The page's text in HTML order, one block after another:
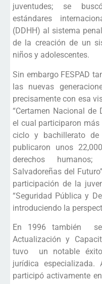
juventudes; se
estándares
(DDHH) al sistema
de la creación de un
niños y adolescentes.
Sin embargo FESPAD
las nuevas
precisamente con esa
“Certamen Nacional de
el cual participaron más
ciclo y bachillerato
publicaron unos
derechos
Salvadoreñas del
participación de la
“Seguridad Pública y
introduciendo la
En 1996 también
Actualización y
tuvo un notable
jurídica
participó activamente